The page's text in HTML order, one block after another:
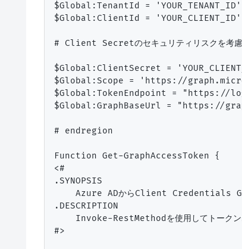
$Global:TenantId = 'YOUR_TENANT_ID'
$Global:ClientId = 'YOUR_CLIENT_ID'
# Client Secretのセキュリティリスクを考慮
$Global:ClientSecret =
$Global:Scope = 'https://
$Global:TokenEndpoint = "https://
$Global:GraphBaseUrl = "https://
# endregion
Function Get-GraphAccessToken {
<#
.SYNOPSIS
Azure ADからClient Credentials
.DESCRIPTION
Invoke-RestMethodを使用してトークン
#>